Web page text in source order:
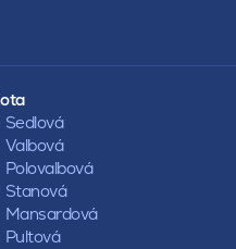
Sedlová
Valbová
Polovalbová
Stanová
Mansardová
Pultová